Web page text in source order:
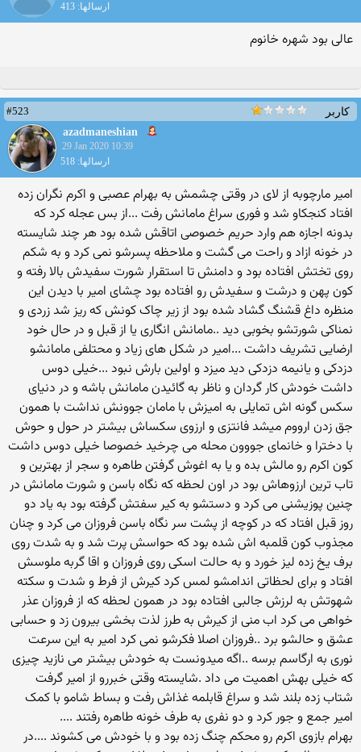
ارسالها: 413
عالی بود شهره خانوم
کاربر
#523
azadmaneshian
29 Jan 2020 10:39
ارسالها: 518
امیر مارچوبه از لای در وقتی چشمش به بهرام عصبی و اکرم نگران زده
افتاد کنجکاو شد و فوری سراغ مامانش رفت ...از بس عجله کرد که
بدونه اجازه هم وارد حریم خصوصی اتاقش شده بود هر چند شایسته
در خونه ازاد و راحت می گشت و ملاحظه پسرشو نمی کرد و به شکم
روی تختش افتاده بود و دامنش تا استقرار شورت سفیدش بالا رفته و
کون پهن و درشت و سفیدش رو افتاده بود چشای امیر با دیدن این
منظره داغ قشنگ گشاد شده بود از زیر چاک کونش که ریز شد زردی و
نمناکی شورتشو بخوبی دید ..مامانش انگاری یا از قبل و در حال خود
ارضایی تشریف داشت ...امیر در شکل های زیاد و محتلفی مامانشو
دزدکی و یانیمه دزدکی دید میزد و اولین بارش نبود ...خیلی دوس
داشت خودش کار گردان و ناظر به گائیدن مامانش باشه و در دنیای
سکس گونه اش تمایلی به امیزش با مامان جوونش نداشت با همون
جق زدن ارووم میشد فانتزی و ارزوی سکساش بیشتر در حول و حوش
با دخترا و خانمای جووون محله می چرخید خصوصا خیلی دوس داشت
کون اکرم رو مالش بده و یا به اغوش گرفتن طاهره و سجر از بهترین و
تاب ترین ارزوهاش بود در اون لحظه که نگاه باسن و شورت مامانش در
چنین پوزیشنی می کرد و دستشو به کیر سفتش گرفته بود به یاد دو
روز قبل افتاد که در کوچه از پشت سر نگاه باسن فروزان می کرد و چنان
مجذوب کون قلمبه اش شده بود که حواسش پرت شد و به شدت روی
برف یخ زده لیز خورد و به حالت اسکی روی فروزان و اقا گربه ملوسش
افتاد و برای لحظاتی اندامشو لمس کرد کیرش از فرط و شدت و سکته
شهوتش به لرزش جالبی افتاده بود در همون لحظه که از فروزان عذر
خواهی می کرد اب منی از کیرش به طرز لذت بخشی بیرون زد و حسابی
عشق و حالشو برد ..فروزان اصلا فکرشو نمی کرد امیر به این سرعت
نوری به ارگاسم برسه ..اگه میدونست به خودش بیشتر می نازید چیزی
که خیلی بهش اهمیت می داد .شایسته وقتی خبررو از امیر گرفت
شتاب زده بلند شد و سراغ قابلمه غذاش رفت و بساط شامو با کمک
امیر جمع و جور کرد و دو نفری به طرف خونه طاهره رفتند ....
بهرام بازوی اکرم رو محکم چنگ زده بود و با خودش می کشوند ....در